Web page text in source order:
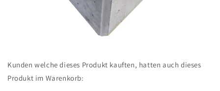
in
öffnen
Kunden welche dieses Produkt kauften, hatten auch dieses
Produkt im Warenkorb: